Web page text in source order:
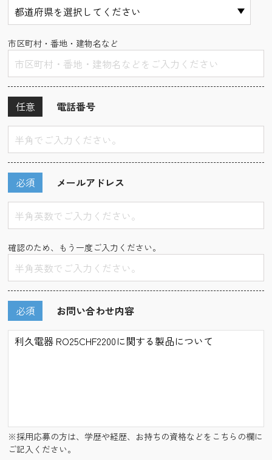
市区町村・番地・建物名など
電話番号
任意
メールアドレス
必須
確認のため、もう一度ご入力ください。
お問い合わせ内容
必須
※採用応募の方は、学歴や経歴、お持ちの資格などをこちらの欄に
ご記入ください。